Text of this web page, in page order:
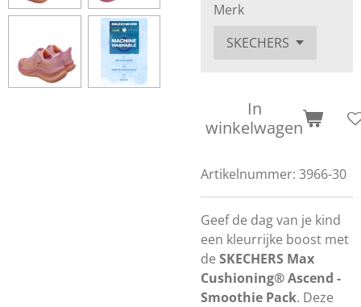
Merk
In
winkelwagen
Artikelnummer: 3966-30
Geef de dag van je kind
een kleurrijke boost met
de SKECHERS Max
Cushioning® Ascend -
Smoothie Pack. Deze